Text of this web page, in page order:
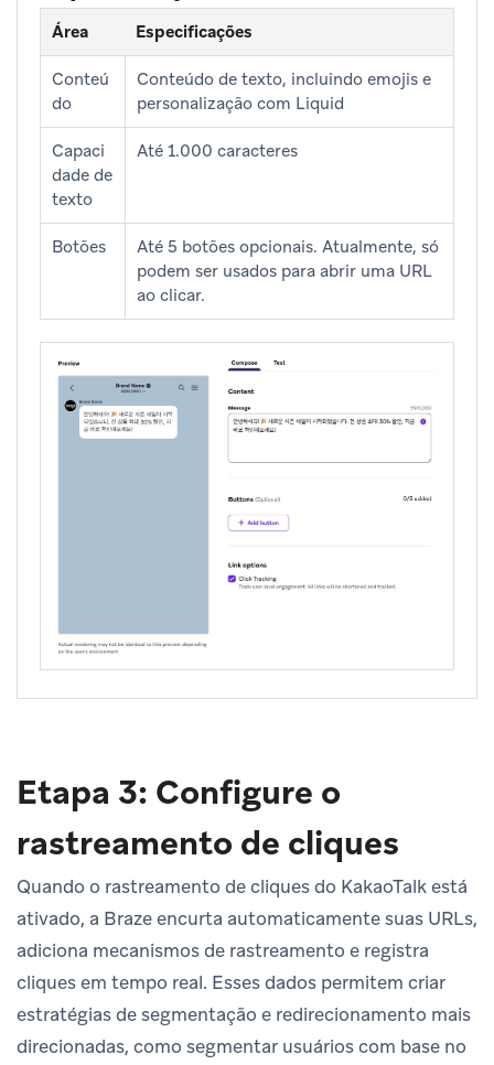
Área Especificações
Conteú
do
Conteúdo de texto, incluindo emojis e
personalização com Liquid
Capaci
dade de
texto
Até 1.000 caracteres
Botões
Até 5 botões opcionais. Atualmente, só
podem ser usados para abrir uma URL
ao clicar.
Etapa 3: Configure o
rastreamento de cliques
Quando o rastreamento de cliques do KakaoTalk está
ativado, a Braze encurta automaticamente suas URLs,
adiciona mecanismos de rastreamento e registra
cliques em tempo real. Esses dados permitem criar
estratégias de segmentação e redirecionamento mais
direcionadas, como segmentar usuários com base no